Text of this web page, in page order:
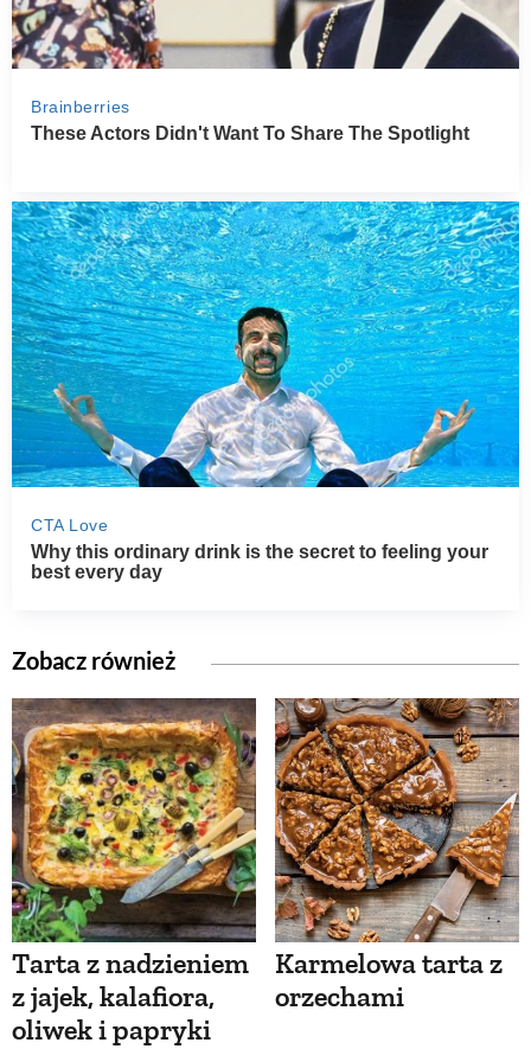
Zobacz również
Tarta z nadzieniem
z jajek, kalafiora,
oliwek i papryki
Karmelowa tarta z
orzechami